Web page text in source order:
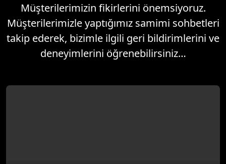
Müşterilerimizin fikirlerini önemsiyoruz.
Müşterilerimizle yaptığımız samimi sohbetleri
takip ederek, bizimle ilgili geri bildirimlerini ve
deneyimlerini öğrenebilirsiniz…